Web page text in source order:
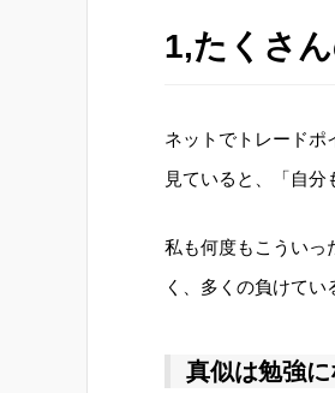
1,たくさ
ネットでトレードポ
見ていると、「自分
私も何度もこういっ
く、多くの負けて
真似は勉強に